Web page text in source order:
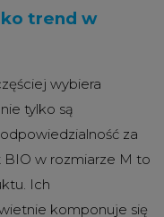
trend w
wybiera
nie tylko są
za
w rozmiarze M to
Ich
komponuje się